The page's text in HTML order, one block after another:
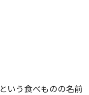
という食べものの名前